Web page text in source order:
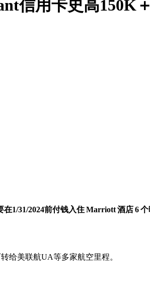
信用卡史高150K
1/31/2024前付钱入住 Marriott 酒店 6
给美联航UA等多家航空里程。